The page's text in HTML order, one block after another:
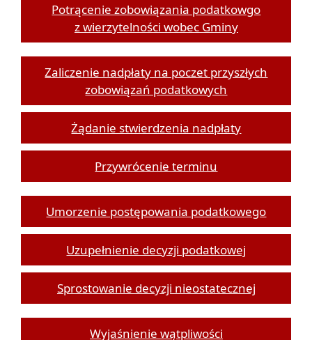
Potrącenie zobowiązania podatkowgo
z wierzytelności wobec Gminy
Zaliczenie nadpłaty na poczet przyszłych
zobowiązań podatkowych
Żądanie stwierdzenia nadpłaty
Przywrócenie terminu
Umorzenie postępowania podatkowego
Uzupełnienie decyzji podatkowej
Sprostowanie decyzji nieostatecznej
Wyjaśnienie wątpliwości